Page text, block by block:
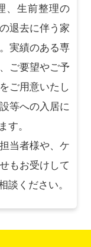
、生前整理の
退去に伴う家
実績のある専
ご要望やご予
ご用意いたし
等への入居に
。
当者様や、ケ
もお受けして
談ください。